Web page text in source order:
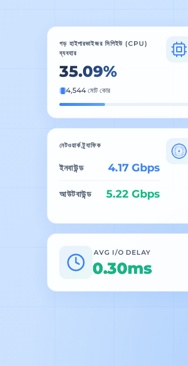
গড় হাইপারভাইজর সিপিইউ (CPU)
ব্যবহার
35.14%
4,544 মোট কোর
নেটওয়ার্ক ট্র্যাফিক
ইনবাউন্ড 4.14 Gbps
আউটবাউন্ড 5.19 Gbps
AVG I/O DELAY
0.30ms